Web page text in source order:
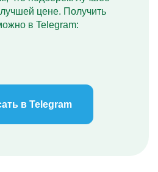
цене. Получить
в Telegram:
в Telegram